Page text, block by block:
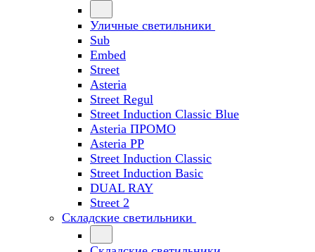
Уличные светильники
Sub
Embed
Street
Asteria
Street Regul
Street Induction Classic Blue
Asteria ПРОМО
Asteria PP
Street Induction Classic
Street Induction Basic
DUAL RAY
Street 2
Складские светильники